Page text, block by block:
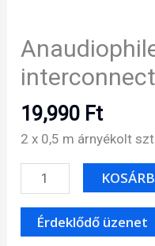
19,990 Ft
2 x 0,5 m árnyékolt
Anaudiophile
Strip
árnyékolt
interconnect